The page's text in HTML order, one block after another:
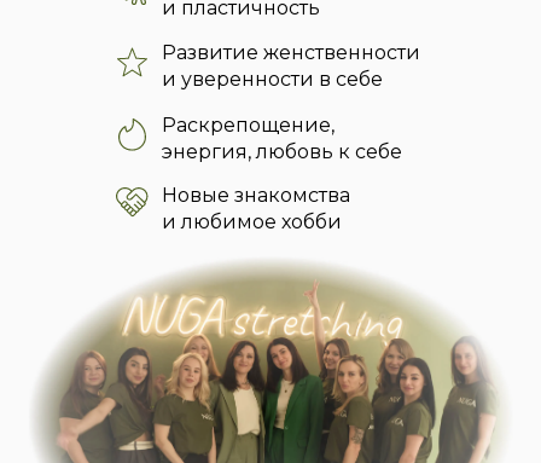
и пластичность
Развитие женственности
и уверенности в себе
Раскрепощение,
энергия, любовь к себе
Новые знакомства
и любимое хобби